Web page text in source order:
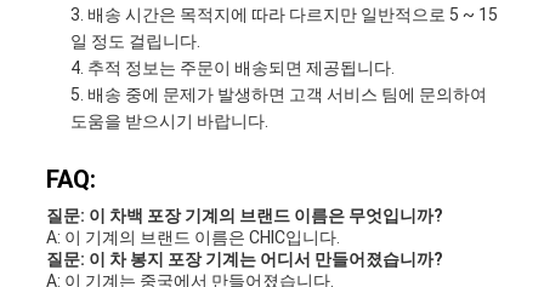
배송 시간은 목적지에 따라 다르지만 일반적으로 5 ~ 15
일 정도 걸립니다.
추적 정보는 주문이 배송되면 제공됩니다.
배송 중에 문제가 발생하면 고객 서비스 팀에 문의하여
도움을 받으시기 바랍니다.
FAQ:
질문: 이 차백 포장 기계의 브랜드 이름은 무엇입니까?
A: 이 기계의 브랜드 이름은 CHIC입니다.
질문: 이 차 봉지 포장 기계는 어디서 만들어졌습니까?
A: 이 기계는 중국에서 만들어졌습니다.